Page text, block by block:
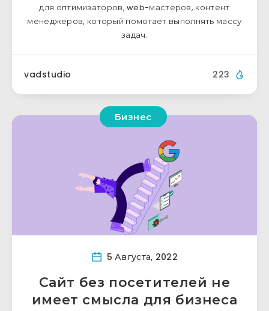
для оптимизаторов, web-мастеров, контент
менеджеров, который помогает выполнять массу
задач.
vadstudio 223
Бизнес
5 Августа, 2022
Сайт без посетителей не
имеет смысла для бизнеса